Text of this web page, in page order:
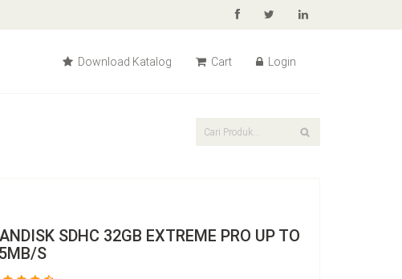
Download Katalog Cart Login
SDHC 32GB EXTREME PRO UP TO
S